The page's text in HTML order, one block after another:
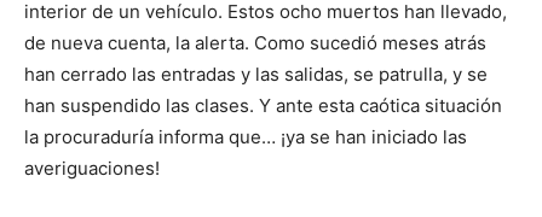
interior de un vehículo. Estos ocho muertos han llevado,
de nueva cuenta, la alerta. Como sucedió meses atrás
han cerrado las entradas y las salidas, se patrulla, y se
han suspendido las clases. Y ante esta caótica situación
la procuraduría informa que… ¡ya se han iniciado las
averiguaciones!